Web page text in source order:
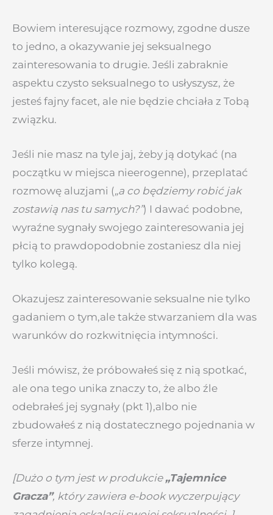
Bowiem interesujące rozmowy, zgodne dusze
to jedno, a okazywanie jej seksualnego
zainteresowania to drugie. Jeśli zabraknie
aspektu czysto seksualnego to usłyszysz, że
jesteś fajny facet, ale nie będzie chciała z Tobą
związku.
Jeśli nie masz na tyle jaj, żeby ją dotykać (na
początku w miejsca nieerogenne), przeplatać
rozmowę aluzjami („a co będziemy robić jak
zostawią nas tu samych?”) I dawać podobne,
wyraźne sygnały swojego zainteresowania jej
płcią to prawdopodobnie zostaniesz dla niej
tylko kolegą.
Okazujesz zainteresowanie seksualne nie tylko
gadaniem o tym,ale także stwarzaniem dla was
warunków do rozkwitnięcia intymności.
Jeśli mówisz, że próbowałeś się z nią spotkać,
ale ona tego unika znaczy to, że albo źle
odebrałeś jej sygnały (pkt 1),albo nie
zbudowałeś z nią dostatecznego pojednania w
sferze intymnej.
[Dużo o tym jest w produkcie „Tajemnice
Gracza”, który zawiera e-book wyczerpujący